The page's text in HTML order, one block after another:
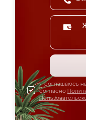
Я соглашаюсь
согласно